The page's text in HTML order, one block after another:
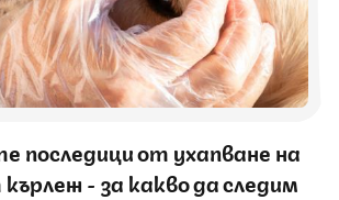
последици от ухапване на
- за какво да следим